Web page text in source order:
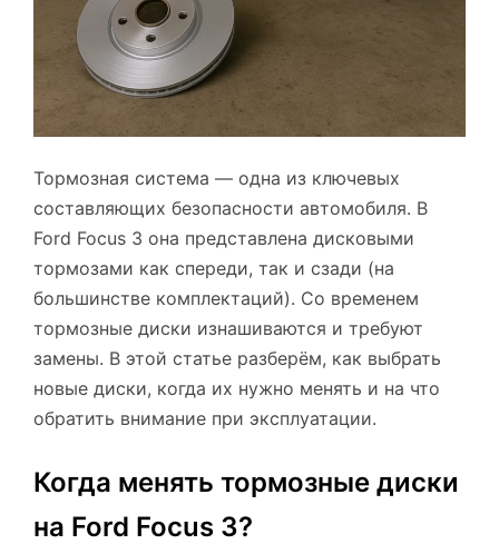
Тормозная система — одна из ключевых
составляющих безопасности автомобиля. В
Ford Focus 3 она представлена дисковыми
тормозами как спереди, так и сзади (на
большинстве комплектаций). Со временем
тормозные диски изнашиваются и требуют
замены. В этой статье разберём, как выбрать
новые диски, когда их нужно менять и на что
обратить внимание при эксплуатации.
Когда менять тормозные диски
на Ford Focus 3?